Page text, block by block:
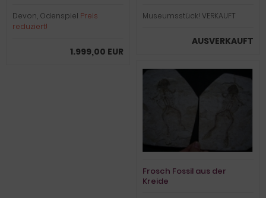
Devon, Odenspiel Preis
reduziert!
1.999,00 EUR
Museumsstück! VERKAUFT
AUSVERKAUFT
Frosch Fossil aus der
Kreide